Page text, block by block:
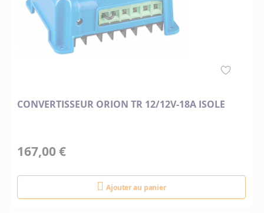
CONVERTISSEUR ORION TR 12/12V-18A ISOLE
167,00 €
Ajouter au panier